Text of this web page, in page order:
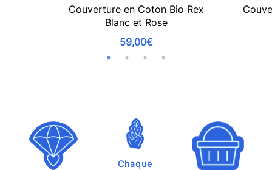
Couverture en Coton Bio Rex
Blanc et Rose
59,00€
Chaque